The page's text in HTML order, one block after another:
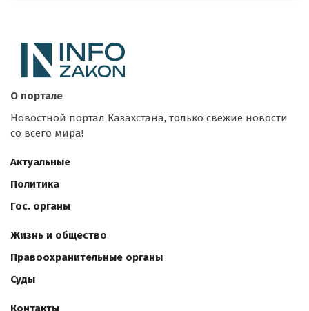
О портале
Новостной портал Казахстана, только свежие новости
со всего мира!
Актуальные
Политика
Гос. органы
Жизнь и общество
Правоохранительные органы
Суды
Контакты